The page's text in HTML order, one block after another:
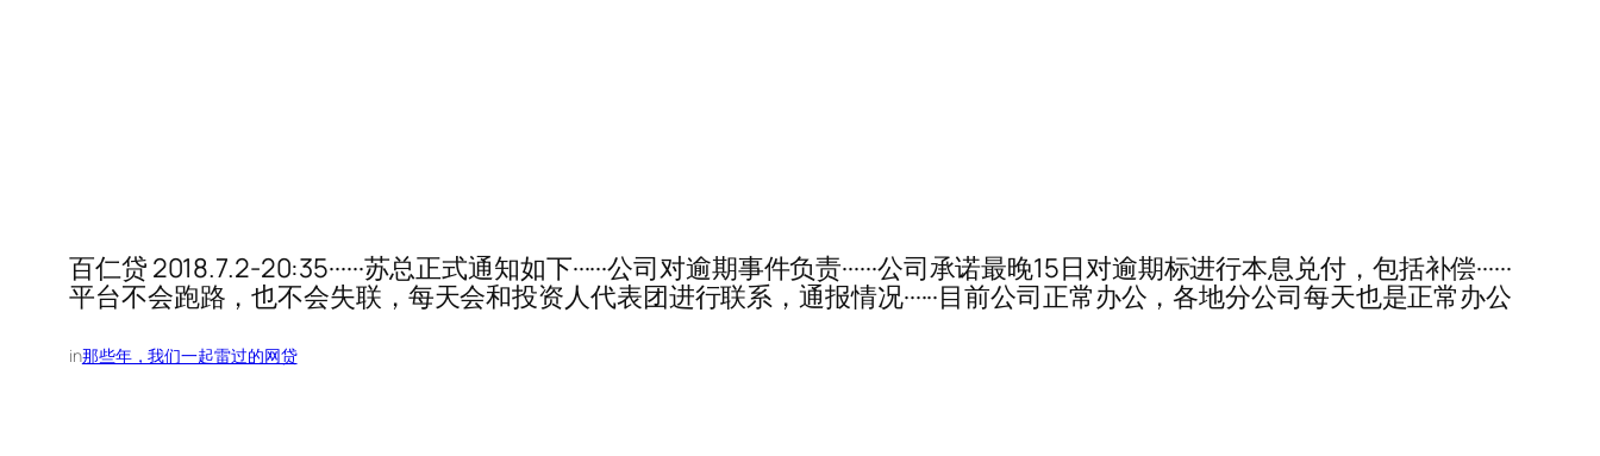
百仁贷 2018.7.2-20:35······苏总正式通知如下······公司对逾期事件负责······公司承诺最晚15日对逾期标进行本息兑付，包括补偿······
平台不会跑路，也不会失联，每天会和投资人代表团进行联系，通报情况······目前公司正常办公，各地分公司每天也是正常办公
in那些年，我们一起雷过的网贷